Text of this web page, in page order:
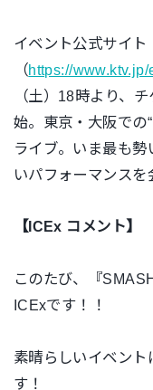
イベント公式サイト
（https://
（土）18時より、
始。 東京・大阪での
ライブ。いま最も
いパフォーマンスを
【ICEx コメント】
このたび、『
ICExです！！
素晴らしいイベント
す！